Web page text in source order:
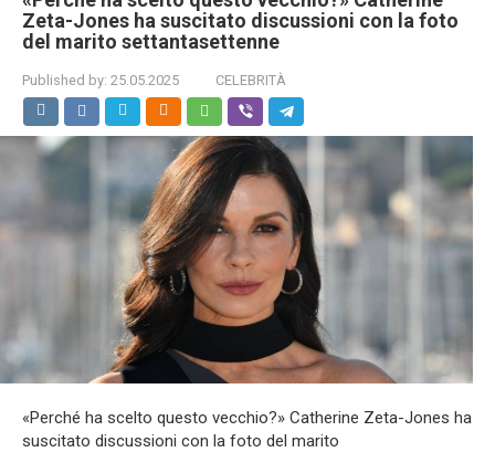
Zeta-Jones ha suscitato discussioni con la foto
del marito settantasettenne
Published by: 25.05.2025 CELEBRITÀ
«Perché ha scelto questo vecchio?» Catherine Zeta-Jones ha
suscitato discussioni con la foto del marito